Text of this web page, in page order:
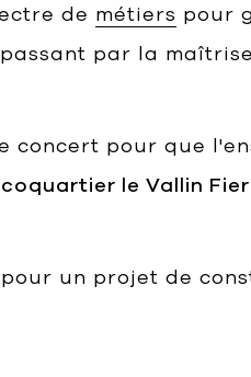
de métiers pour
par la
concert pour que
le Vallin
un projet de